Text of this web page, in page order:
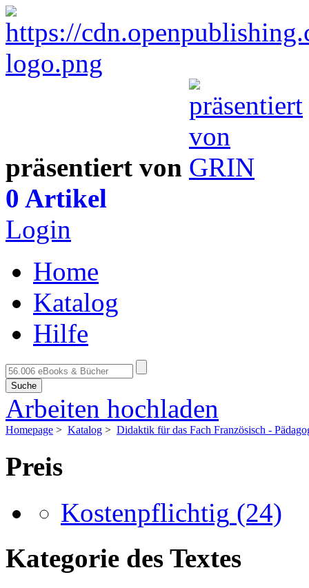
präsentiert von
0 Artikel
Login
Home
Katalog
Hilfe
Suche
Arbeiten hochladen
Homepage > Katalog > Didaktik für das Fach Französisch -
Preis
Kostenpflichtig (24)
Kategorie des Textes